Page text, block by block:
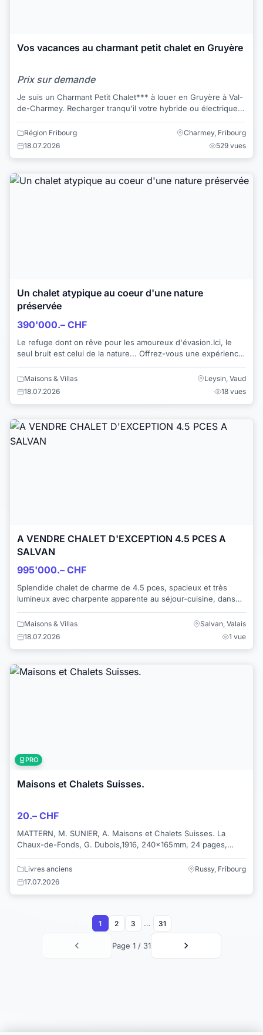
Vos vacances au charmant petit chalet en Gruyère
Prix sur demande
Je suis un Charmant Petit Chalet*** à louer en Gruyère à Val-
de-Charmey. Recharger tranqu'il votre hybride ou électrique
Région Fribourg
Charmey, Fribourg
18.07.2026
529 vues
Un chalet atypique au coeur d'une nature
préservée
390'000.– CHF
Le refuge dont on rêve pour les amoureux d'évasion.Ici, le
seul bruit est celui de la nature... Offrez-vous une expérience
Maisons & Villas
Leysin, Vaud
18.07.2026
18 vues
A VENDRE CHALET D'EXCEPTION 4.5 PCES A
SALVAN
995'000.– CHF
Splendide chalet de charme de 4.5 pces, spacieux et très
lumineux avec charpente apparente au séjour-cuisine, dans
un cadre exceptionnel en pleine nat...
Maisons & Villas
Salvan, Valais
18.07.2026
1 vue
PRO
Maisons et Chalets Suisses.
20.– CHF
MATTERN, M. SUNIER, A. Maisons et Chalets Suisses. La
Chaux-de-Fonds, G. Dubois,1916, 240x165mm, 24 pages,
Livres anciens
Russy, Fribourg
17.07.2026
Page 1 / 31
1 2 3 … 31